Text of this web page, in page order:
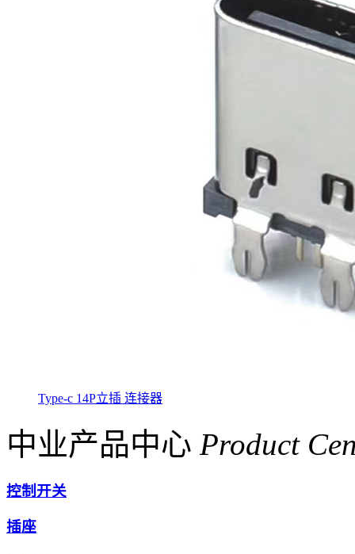
Type-c 14P立插 连接器
中业产品中心 Product
控制开关
插座